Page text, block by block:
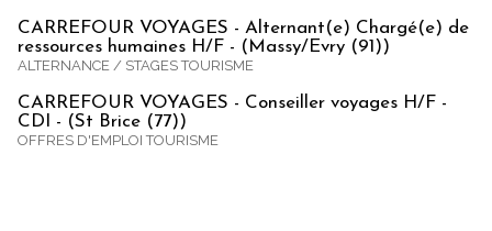
CARREFOUR VOYAGES - Alternant(e) Chargé(e) de
ressources humaines H/F - (Massy/Evry (91))
ALTERNANCE / STAGES TOURISME
CARREFOUR VOYAGES - Conseiller voyages H/F -
CDI - (St Brice (77))
OFFRES D'EMPLOI TOURISME